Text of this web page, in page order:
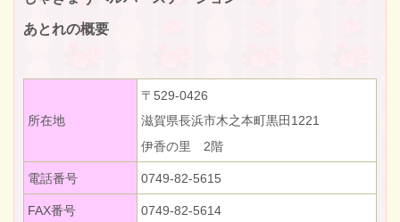
あとれの概要
所在地
〒529-0426
滋賀県長浜市木之本町黒田1221
伊香の里 2階
電話番号 0749-82-5615
FAX番号 0749-82-5614